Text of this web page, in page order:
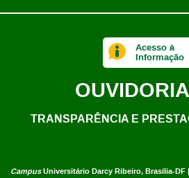
CampusUniversitário Darcy Ribeiro, Brasília-DF
Acesso à
Informação
OUVIDORIA
TRANSPARÊNCIA E